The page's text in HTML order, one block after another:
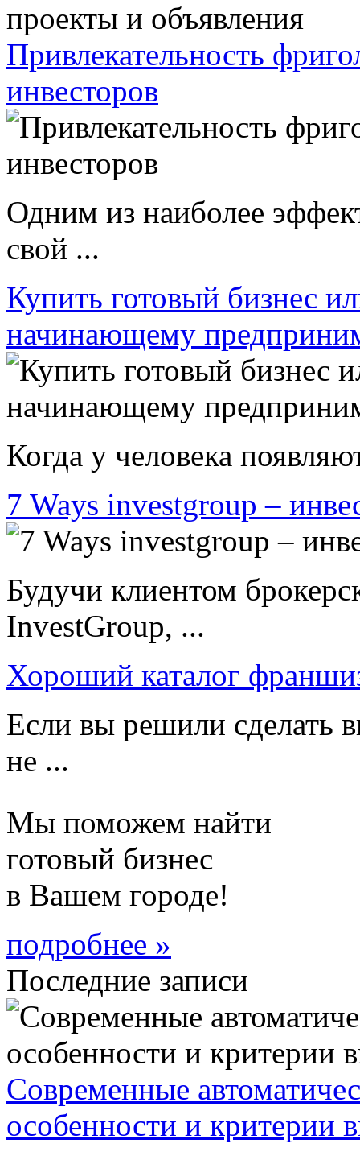
проекты и объявления
Привлекательность
инвесторов
Одним из наиболее
свой ...
Купить готовый бизнес
начинающему
Когда у человека
7 Ways investgroup –
Будучи клиентом
InvestGroup, ...
Хороший каталог
Если вы решили сделать
не ...
Мы поможем найти
готовый бизнес
в Вашем городе!
подробнее »
Последние записи
Современные
особенности и критерии